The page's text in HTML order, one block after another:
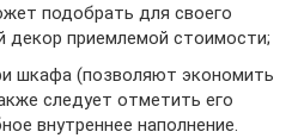
подобрать для своего
приемлемой стоимости;
шкафа (позволяют экономить
следует отметить его
внутреннее наполнение.